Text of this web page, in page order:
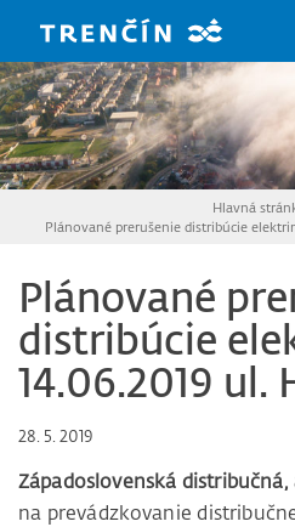
Hlavná
Plánované prerušenie distribúcie
Plánované
distribúcie
14.06.2019 ul.
28. 5. 2019
Západoslovenská distribučná,
na prevádzkovanie